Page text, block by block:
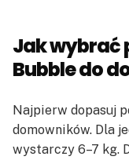
Jak wybrać
Bubble do
Najpierw dopasuj
domowników. Dla
wystarczy 6–7 kg.